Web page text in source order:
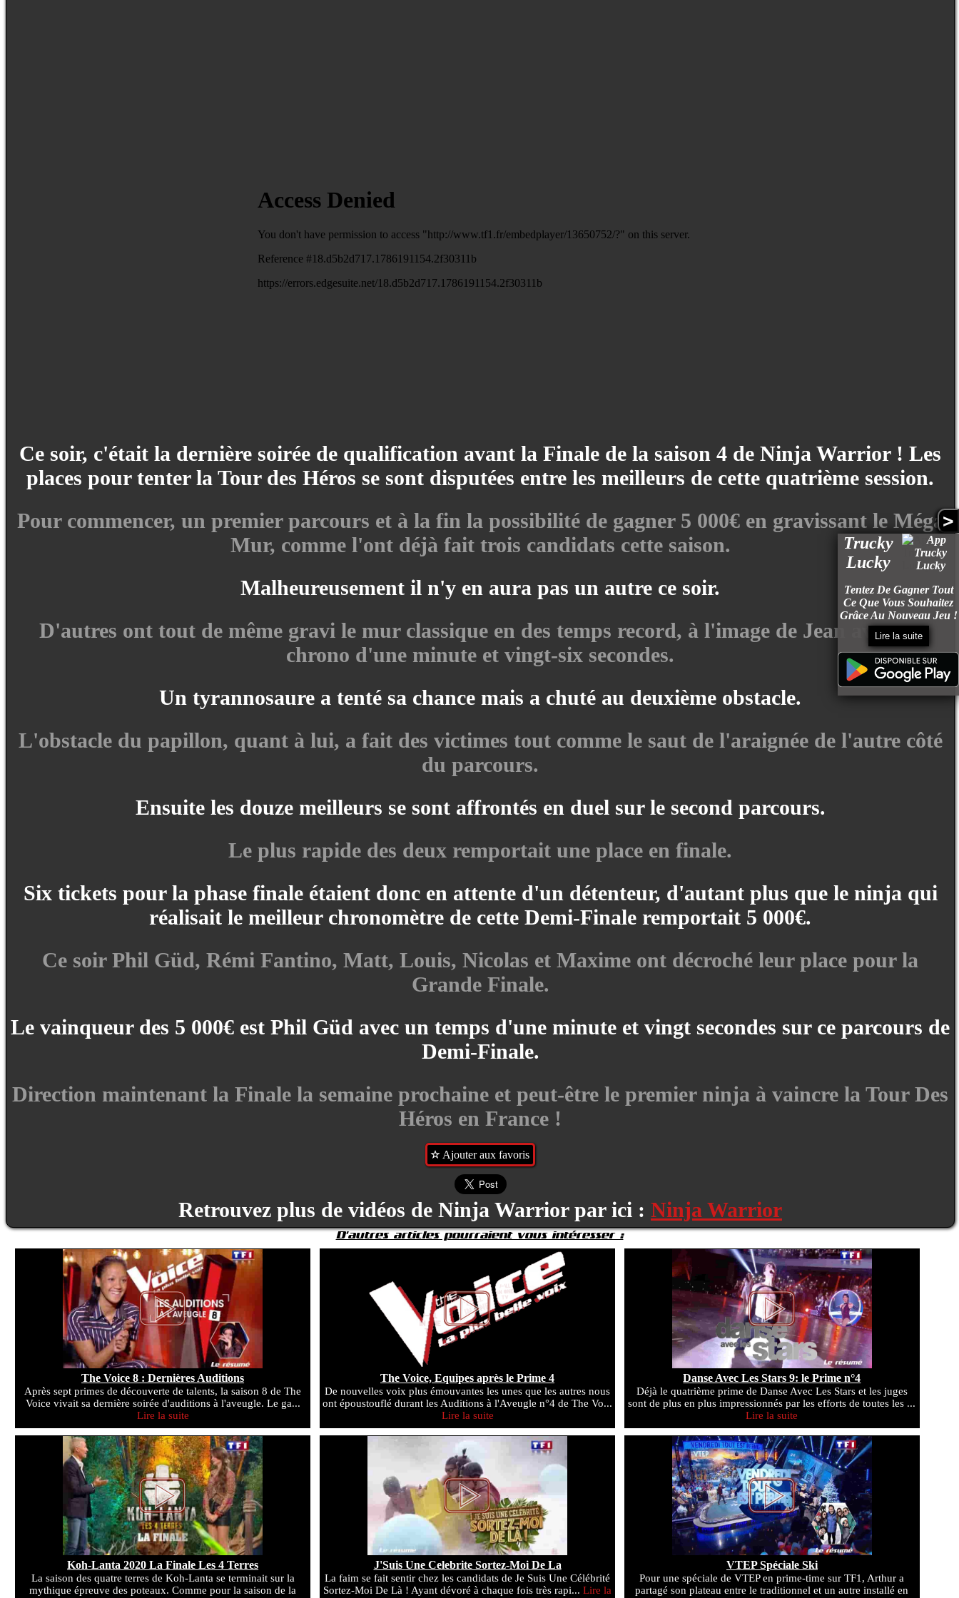
>
Trucky
Lucky
Tentez De Gagner Tout
Ce Que Vous Souhaitez
Grâce Au Nouveau Jeu !
Lire la suite
Ce soir, c'était la dernière soirée de qualification avant la Finale de la saison 4 de Ninja Warrior ! Les
places pour tenter la Tour des Héros se sont disputées entre les meilleurs de cette quatrième session.
Pour commencer, un premier parcours et à la fin la possibilité de gagner 5 000€ en gravissant le Méga
Mur, comme l'ont déjà fait trois candidats cette saison.
Malheureusement il n'y en aura pas un autre ce soir.
D'autres ont tout de même gravi le mur classique en des temps record, à l'image de Jean avec un
chrono d'une minute et vingt-six secondes.
Un tyrannosaure a tenté sa chance mais a chuté au deuxième obstacle.
L'obstacle du papillon, quant à lui, a fait des victimes tout comme le saut de l'araignée de l'autre côté
du parcours.
Ensuite les douze meilleurs se sont affrontés en duel sur le second parcours.
Le plus rapide des deux remportait une place en finale.
Six tickets pour la phase finale étaient donc en attente d'un détenteur, d'autant plus que le ninja qui
réalisait le meilleur chronomètre de cette Demi-Finale remportait 5 000€.
Ce soir Phil Güd, Rémi Fantino, Matt, Louis, Nicolas et Maxime ont décroché leur place pour la
Grande Finale.
Le vainqueur des 5 000€ est Phil Güd avec un temps d'une minute et vingt secondes sur ce parcours de
Demi-Finale.
Direction maintenant la Finale la semaine prochaine et peut-être le premier ninja à vaincre la Tour Des
Héros en France !
Ajouter aux favoris
Retrouvez plus de vidéos de Ninja Warrior par ici : Ninja Warrior
D'autres articles pourraient vous intéresser :
The Voice 8 : Dernières Auditions
Après sept primes de découverte de talents, la saison 8 de The
Voice vivait sa dernière soirée d'auditions à l'aveugle. Le ga...
Lire la suite
The Voice, Equipes après le Prime 4
De nouvelles voix plus émouvantes les unes que les autres nous
ont époustouflé durant les Auditions à l'Aveugle n°4 de The Vo...
Lire la suite
Danse Avec Les Stars 9: le Prime n°4
Déjà le quatrième prime de Danse Avec Les Stars et les juges
sont de plus en plus impressionnés par les efforts de toutes les ...
Lire la suite
Koh-Lanta 2020 La Finale Les 4 Terres
La saison des quatre terres de Koh-Lanta se terminait sur la
mythique épreuve des poteaux. Comme pour la saison de la
J'Suis Une Celebrite Sortez-Moi De La
La faim se fait sentir chez les candidats de Je Suis Une Célébrité
Sortez-Moi De Là ! Ayant dévoré à chaque fois très rapi...Lire la
VTEP Spéciale Ski
Pour une spéciale de VTEP en prime-time sur TF1, Arthur a
partagé son plateau entre le traditionnel et un autre installé en